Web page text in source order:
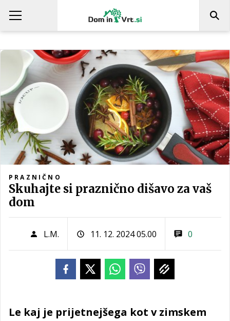
PRAZNIČNO
Skuhajte si praznično dišavo za vaš
dom
L.M. 11. 12. 2024 05.00 0
Le kaj je prijetnejšega kot v zimskem